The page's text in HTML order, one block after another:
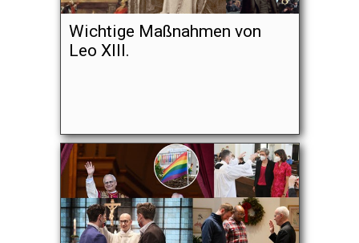
Wichtige Maßnahmen von
Leo XIII.